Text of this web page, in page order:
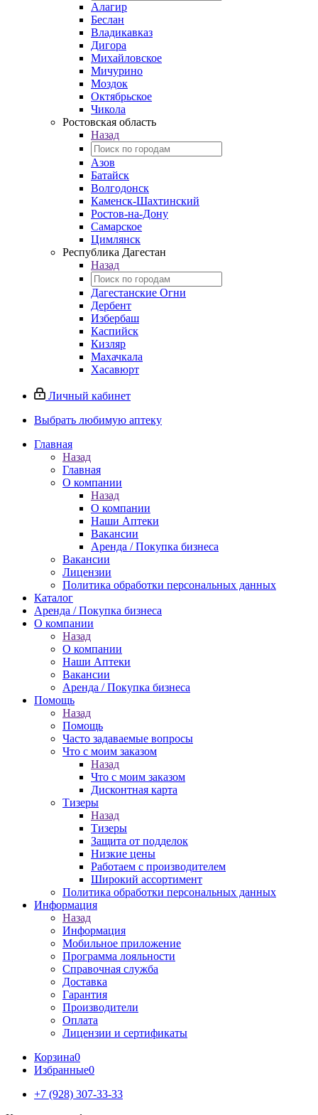
Алагир
Беслан
Владикавказ
Дигора
Михайловское
Мичурино
Моздок
Октябрьское
Чикола
Ростовская область
Назад
Азов
Батайск
Волгодонск
Каменск-Шахтинский
Ростов-на-Дону
Самарское
Цимлянск
Республика Дагестан
Назад
Дагестанские Огни
Дербент
Избербаш
Каспийск
Кизляр
Махачкала
Хасавюрт
Личный кабинет
Выбрать любимую аптеку
Главная
Назад
Главная
О компании
Назад
О компании
Наши Аптеки
Вакансии
Аренда / Покупка бизнеса
Вакансии
Лицензии
Политика обработки персональных данных
Каталог
Аренда / Покупка бизнеса
О компании
Назад
О компании
Наши Аптеки
Вакансии
Аренда / Покупка бизнеса
Помощь
Назад
Помощь
Часто задаваемые вопросы
Что с моим заказом
Назад
Что с моим заказом
Дисконтная карта
Тизеры
Назад
Тизеры
Защита от подделок
Низкие цены
Работаем с производителем
Широкий ассортимент
Политика обработки персональных данных
Информация
Назад
Информация
Мобильное приложение
Программа лояльности
Справочная служба
Доставка
Гарантия
Производители
Оплата
Лицензии и сертификаты
Корзина0
Избранные0
+7 (928) 307-33-33